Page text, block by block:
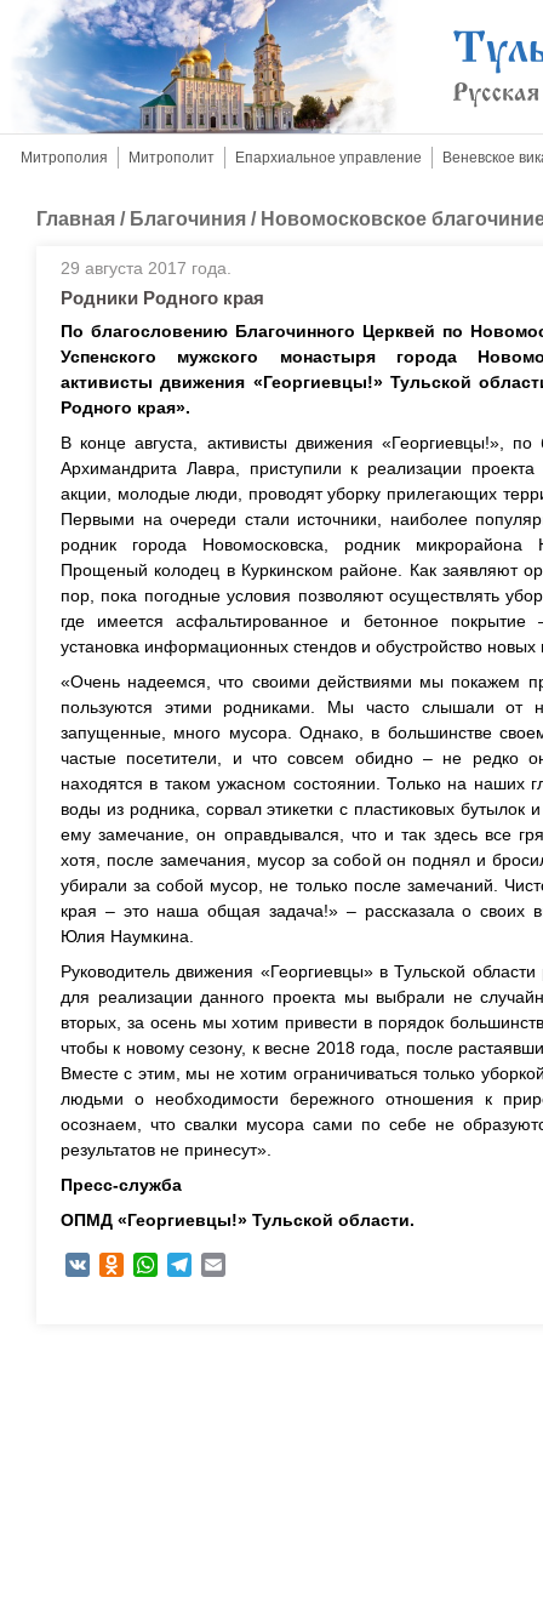
Митрополия Митрополит Епархиальное управление Веневское
Главная / Благочиния / Новомосковское
29 августа 2017 года.
Родники Родного края
По благословению Благочинного Церквей по
Успенского мужского монастыря города
активисты движения «Георгиевцы!» Тульской
Родного края».
В конце августа, активисты движения «Георгиевцы!»,
Архимандрита Лавра, приступили к реализации
акции, молодые люди, проводят уборку прилегающих
Первыми на очереди стали источники, наиболее
родник города Новомосковска, родник микрорайона
Прощеный колодец в Куркинском районе. Как заявляют
пор, пока погодные условия позволяют осуществлять
где имеется асфальтированное и бетонное
установка информационных стендов и обустройство новых
«Очень надеемся, что своими действиями мы покажем
пользуются этими родниками. Мы часто слышали от
запущенные, много мусора. Однако, в большинстве
частые посетители, и что совсем обидно – не редко
находятся в таком ужасном состоянии. Только на наших
воды из родника, сорвал этикетки с пластиковых
ему замечание, он оправдывался, что и так здесь все
хотя, после замечания, мусор за собой он поднял и
убирали за собой мусор, не только после замечаний.
края – это наша общая задача!» – рассказала о своих
Юлия Наумкина.
Руководитель движения «Георгиевцы» в Тульской
для реализации данного проекта мы выбрали не
вторых, за осень мы хотим привести в порядок
чтобы к новому сезону, к весне 2018 года, после
Вместе с этим, мы не хотим ограничиваться только
людьми о необходимости бережного отношения к
осознаем, что свалки мусора сами по себе не
результатов не принесут».
Пресс-служба
ОПМД «Георгиевцы!» Тульской области.
VK Odnoklassniki
WhatsAppTelegram